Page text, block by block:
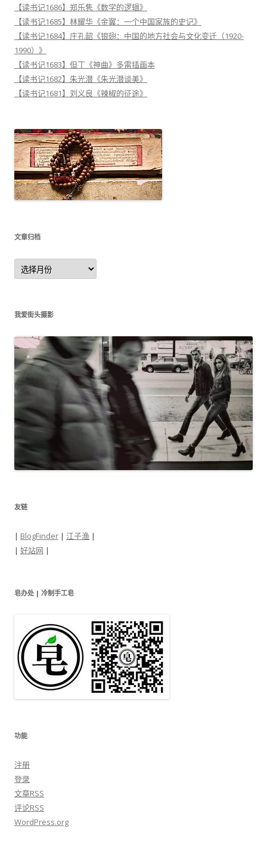
【读书记1686】郑乐隽《数学的逻辑》
【读书记1685】林耀华《金翼：一个中国家族的史记》
【读书记1684】庄孔韶《银翅：中国的地方社会与文化变迁（1920-
1990）》
【读书记1683】但丁《神曲》多雷插画本
【读书记1682】朱光潜《朱光潜谈美》
【读书记1681】刘义良《辣椒的征途》
文章归档
文
章
归
我爱街头摄影
友链
| BlogFinder | 江子渔 |
| 好站网 |
皂办处 | 冷制手工皂
功能
注册
登录
文章RSS
评论RSS
WordPress.org